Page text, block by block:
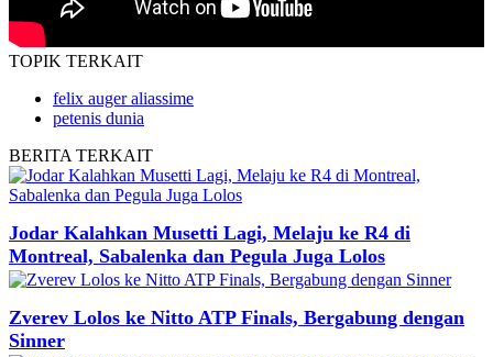
TOPIK TERKAIT
felix auger aliassime
petenis dunia
BERITA TERKAIT
Jodar Kalahkan Musetti Lagi, Melaju ke R4 di
Montreal, Sabalenka dan Pegula Juga Lolos
Zverev Lolos ke Nitto ATP Finals, Bergabung dengan
Sinner